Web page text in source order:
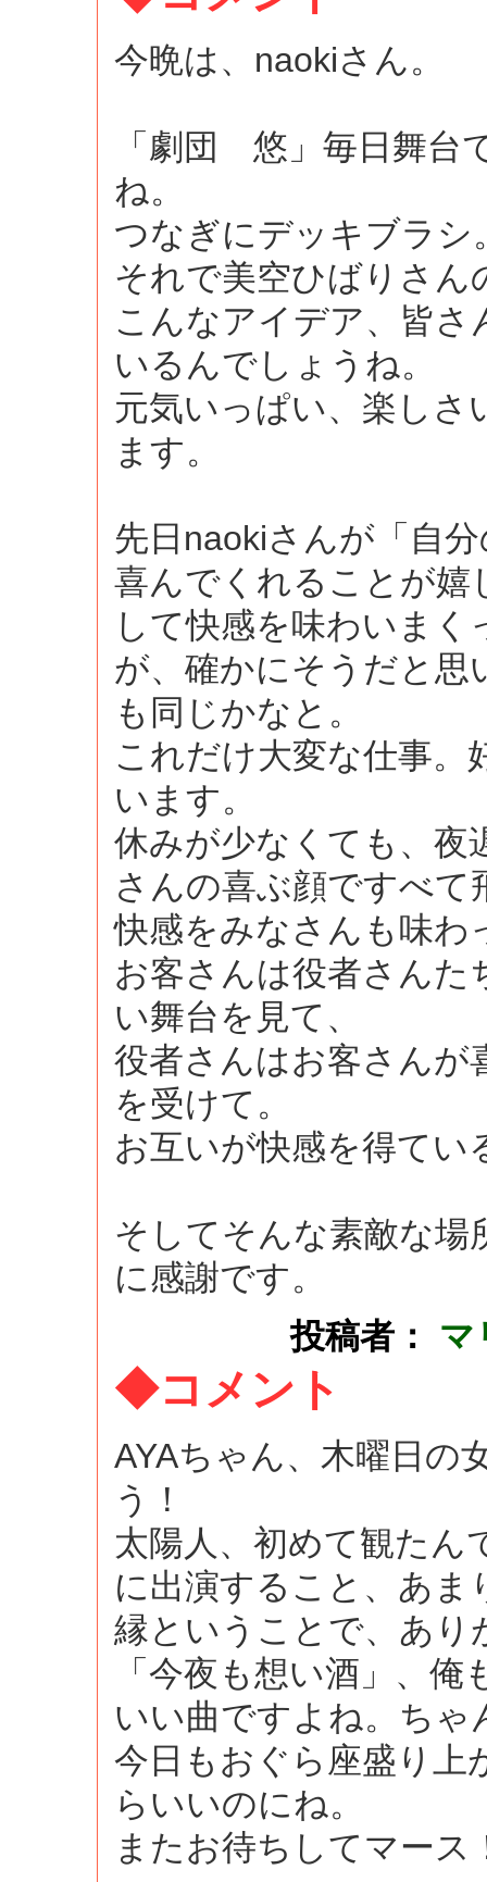
今晩は、naokiさん。
「劇団 悠」毎日舞台
ね。
つなぎにデッキブラシ
それで美空ひばりさん
こんなアイデア、皆さ
いるんでしょうね。
元気いっぱい、楽しさ
ます。
先日naokiさんが「自
喜んでくれることが嬉
して快感を味わいま
が、確かにそうだと思
も同じかなと。
これだけ大変な仕事。
います。
休みが少なくても、夜
さんの喜ぶ顔ですべ
快感をみなさんも味わ
お客さんは役者さんた
い舞台を見て、
役者さんはお客さんが
を受けて。
お互いが快感を得てい
そしてそんな素敵な
に感謝です。
投稿者：
◆コメント
AYAちゃん、木曜日の
う！
太陽人、初めて観たん
に出演すること、あ
縁ということで、あり
「今夜も想い酒」、
いい曲ですよね。ちゃ
今日もおぐら座盛り上
らいいのにね。
またお待ちしてマース